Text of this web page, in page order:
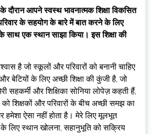
आपने स्वस्थ भावनात्मक शिक्षा विकसित
के सहयोग के बारे में बात करने के लिए
साथ एक स्थान साझा किया। इस शिक्षा की
है जो स्कूलों और परिवारों को बनानी चाहिए
बेटियों के लिए अच्छी शिक्षा की कुंजी है, जो
सहकर्मी और शिक्षिका सोनिया लोपेज़ कहती हैं,
शिक्षकों और परिवारों के बीच अच्छी समझ का
हमेशा ऐसा नहीं होता है। मेरे लिए मूलभूत
लिए स्थान खोलना, सहानुभूति को सक्रिय